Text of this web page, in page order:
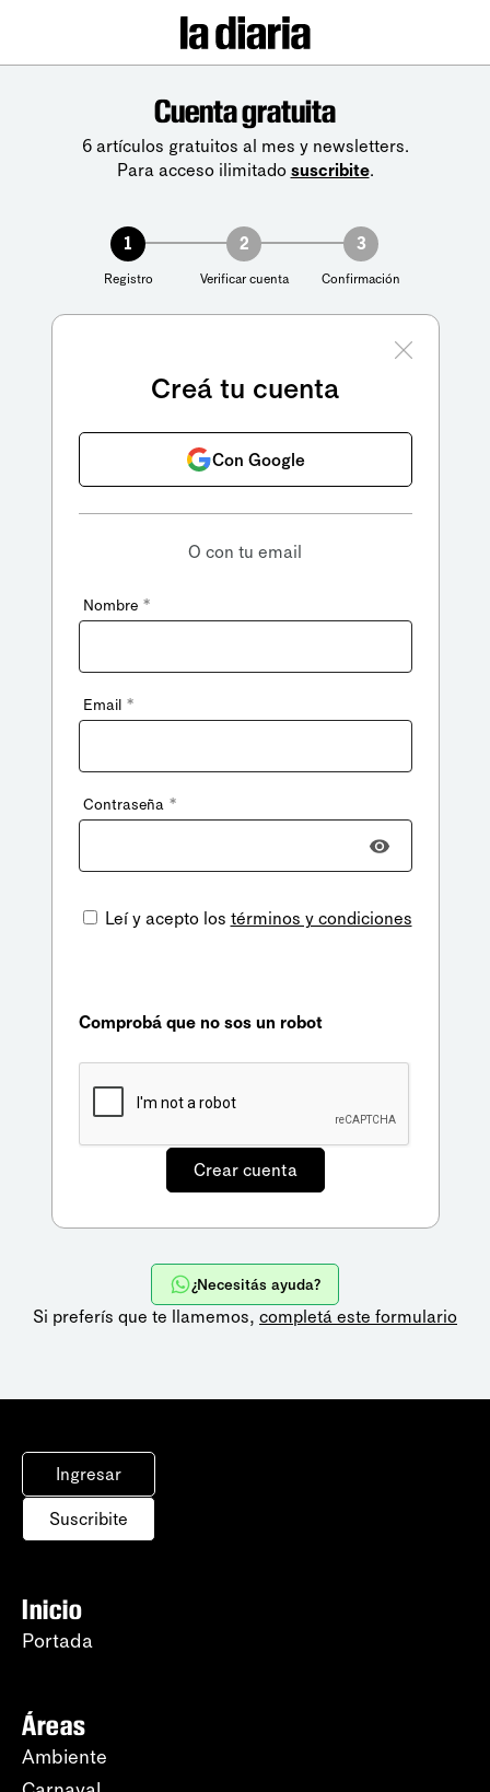
Cuenta gratuita
6 artículos gratuitos al mes y newsletters.
Para acceso ilimitado suscribite.
1
Registro
2
Verificar cuenta
3
Confirmación
Creá tu cuenta
Con Google
O con tu email
Nombre *
Email *
Contraseña *
Leí y acepto los términos y condiciones
Comprobá que no sos un robot
¿Necesitás ayuda?
Si preferís que te llamemos, completá este formulario
Ingresar
Suscribite
Inicio
Portada
Áreas
Ambiente